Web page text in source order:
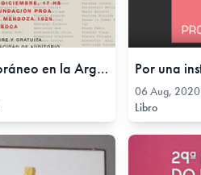
Dibujo Contemporáneo en la Argentina, 13 Dec, 2014
06 Aug, 2020
Libro